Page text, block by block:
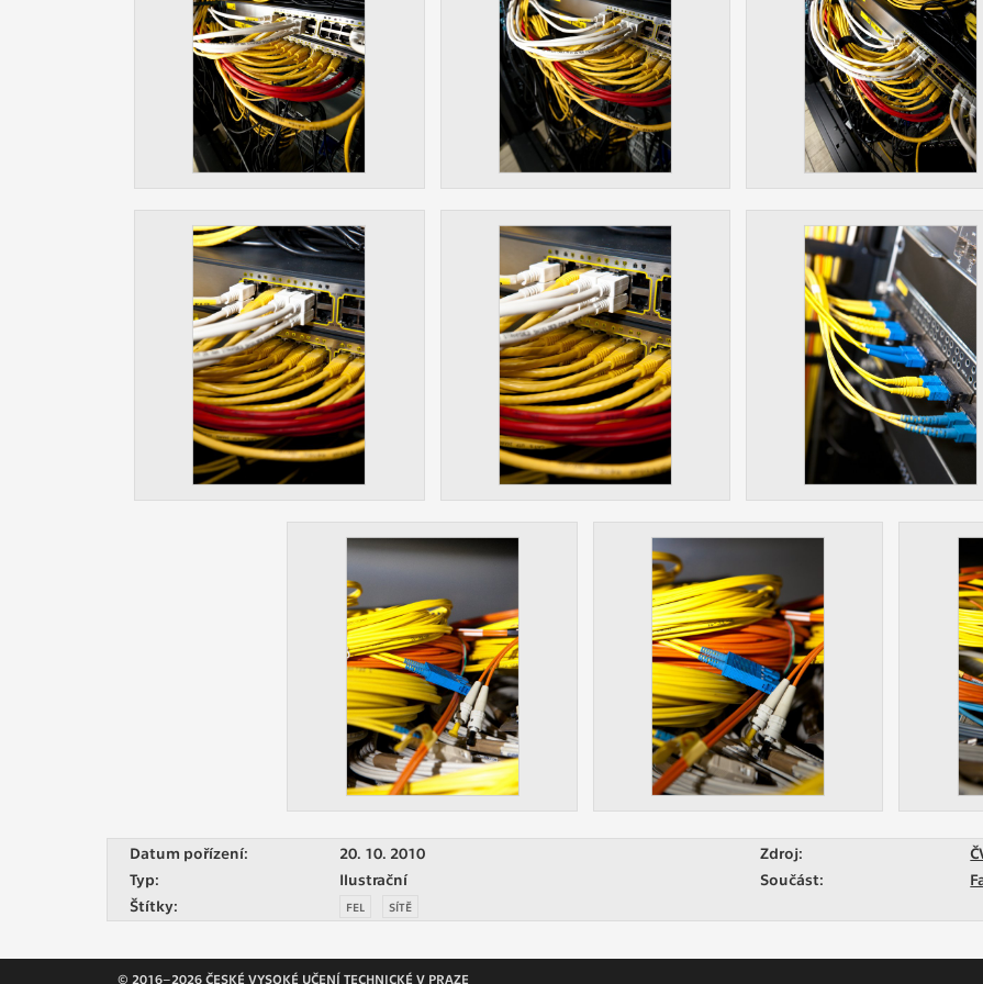
Slouží pro získávání anonymizovaných statistických údajů, které nám
pomáhají vylepšovat naše aplikace. Zpravidla jde o cookies systémů třetích
stran, které k těmto účelům využíváme.
Využívané za účelem zobrazení správných nabídek a cílení obsahu podle
Vašich preferencí. Zpravidla jde o cookies systémů třetích stran, které nám s
Cookies, které aplikace nedokáže zařadit. Naším cílem je, aby tato kategorie
zůstala prázdná a všechny cookies byly přiřazeny do některé z kategorií
uvedených výše.
Datum pořízení: 20. 10. 2010 Zdroj:
Typ:
Ilustrační Součást:
Štítky:
FEL SÍTĚ
© 2016–2026 ČESKÉ VYSOKÉ UČENÍ TECHNICKÉ V PRAZE